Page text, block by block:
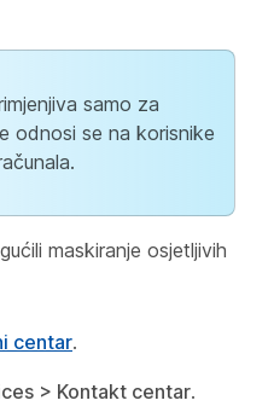
samo za
odnosi se na korisnike
maskiranje osjetljivih
centar.
> Kontakt centar.